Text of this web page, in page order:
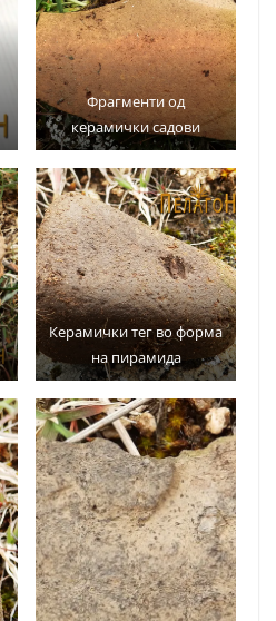
Фрагменти од
керамички садови
Керамички тег во форма
на пирамида